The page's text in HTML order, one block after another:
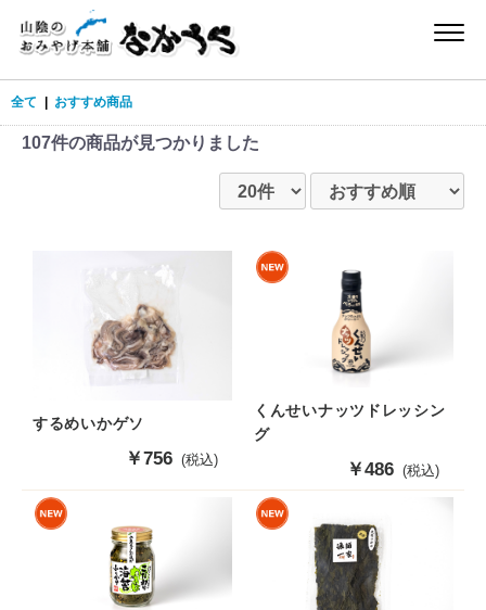
全て おすすめ商品
107件の商品が見つかりました
するめいかゲソ
販
格
￥756 (税込)
くんせいナッツドレッシン
グ
販
売
格
￥486 (税込)